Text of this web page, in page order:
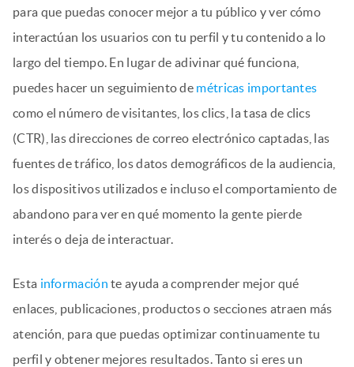
para que puedas conocer mejor a tu público y ver cómo
interactúan los usuarios con tu perfil y tu contenido a lo
largo del tiempo. En lugar de adivinar qué funciona,
puedes hacer un seguimiento de métricas importantes
como el número de visitantes, los clics, la tasa de clics
(CTR), las direcciones de correo electrónico captadas, las
fuentes de tráfico, los datos demográficos de la audiencia,
los dispositivos utilizados e incluso el comportamiento de
abandono para ver en qué momento la gente pierde
interés o deja de interactuar.
Esta información te ayuda a comprender mejor qué
enlaces, publicaciones, productos o secciones atraen más
atención, para que puedas optimizar continuamente tu
perfil y obtener mejores resultados. Tanto si eres un